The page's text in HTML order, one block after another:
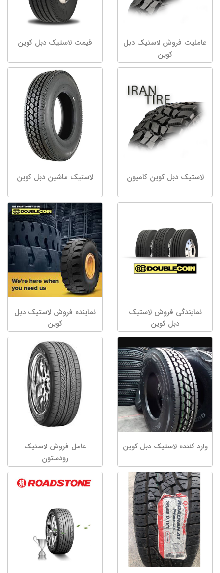
عاملیت فروش لاستیک دبل
کوین
قیمت لاستیک دبل کوین
لاستیک دبل کوین کامیون لاستیک ماشین دبل کوین
نمایندگی فروش لاستیک
دبل کوین
نماینده فروش لاستیک دبل
کوین
وارد کننده لاستیک دبل کوین
عامل فروش لاستیک
رودستون